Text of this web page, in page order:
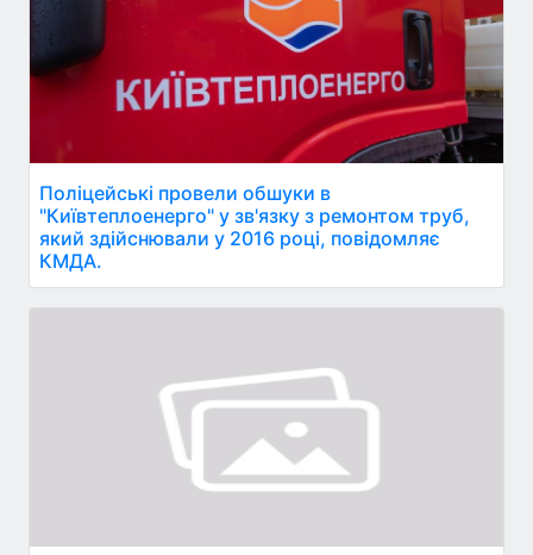
Поліцейські провели обшуки в
"Київтеплоенерго" у зв'язку з ремонтом труб,
який здійснювали у 2016 році, повідомляє
КМДА.